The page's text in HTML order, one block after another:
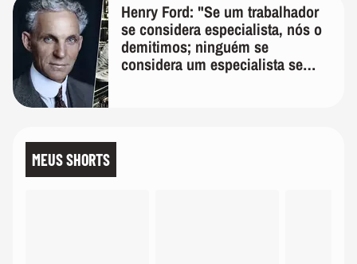
Henry Ford: "Se um trabalhador
se considera especialista, nós o
demitimos; ninguém se
considera um especialista se
MEUS SHORTS